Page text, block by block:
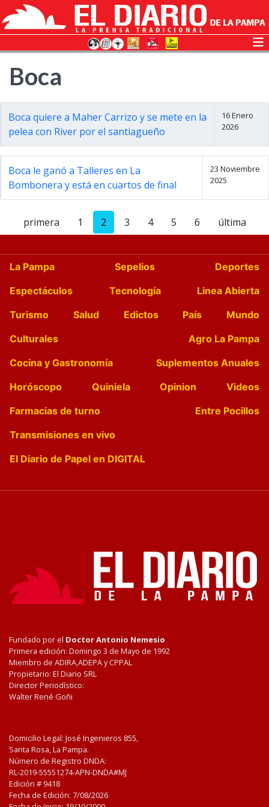
Boca
Boca quiere a Maher Carrizo y se mete en la
pelea con River por el santiagueño
16 Enero
2026
Boca le ganó a Talleres en La
Bombonera y está en cuartos de final
23 Noviembre
2025
primera 1 2 3 4 5 6 última
La Pampa Sepelios
Deportes
Espectáculos
Tecnología
Linea Abierta
Turismo
Salud Edictos País
Mundo
Culturales
Agro La Pampa
Cocina y Gastronomía
Suplementos Anuales
Horóscopo
Quiniela Opinion
Videos
Farmacias de turno
Entre Pocillos
Transmisiones en vivo
El Diario de Papel en DIGITAL
Fundado por el Doctor Antonio Nemesio
Primera edición: Domingo 3 de Mayo de 1992
Miembro de ADIRA,ADEPA y CPPAL
Propietario: El Diario SRL
Director Periodístico:
Walter René Goñi
Domicilio Legal: José Ingenieros 855,
Santa Rosa, La Pampa.
Número de Registro DNDA:
RL-2019-55551274-APN-DNDA#MJ
Edición # 9418
Fecha de Edición: 7/08/2026